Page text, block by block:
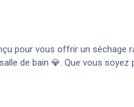
pour vous offrir un séchage
de bain 💎. Que vous